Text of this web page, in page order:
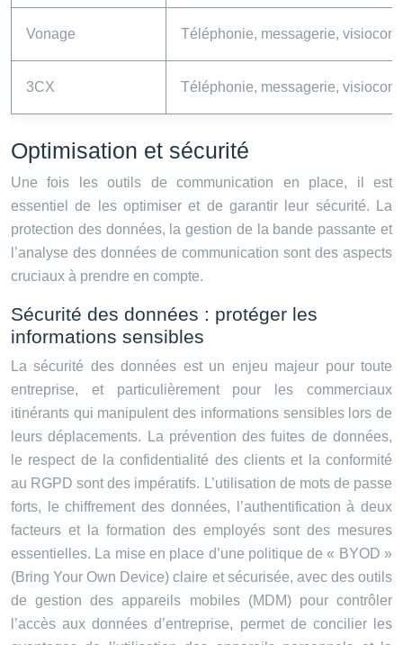
Vonage Téléphonie, messagerie,
3CX Téléphonie, messagerie,
Optimisation et sécurité
Une fois les outils de communication en place, il est
essentiel de les optimiser et de garantir leur sécurité. La
protection des données, la gestion de la bande passante et
l’analyse des données de communication sont des aspects
cruciaux à prendre en compte.
Sécurité des données : protéger les
informations sensibles
La sécurité des données est un enjeu majeur pour toute
entreprise, et particulièrement pour les commerciaux
itinérants qui manipulent des informations sensibles lors de
leurs déplacements. La prévention des fuites de données,
le respect de la confidentialité des clients et la conformité
au RGPD sont des impératifs. L’utilisation de mots de passe
forts, le chiffrement des données, l’authentification à deux
facteurs et la formation des employés sont des mesures
essentielles. La mise en place d’une politique de « BYOD »
(Bring Your Own Device) claire et sécurisée, avec des outils
de gestion des appareils mobiles (MDM) pour contrôler
l’accès aux données d’entreprise, permet de concilier les